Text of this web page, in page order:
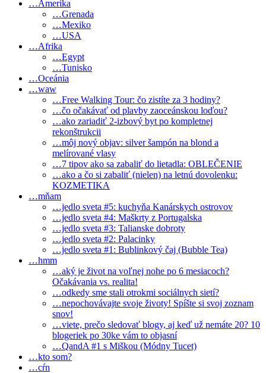
…Amerika
…Grenada
…Mexiko
…USA
…Afrika
…Egypt
…Tunisko
…Oceánia
…waw
…Free Walking Tour: čo zistíte za 3 hodiny?
…čo očakávať od plavby zaoceánskou loďou?
…ako zariadiť 2-izbový byt po kompletnej
rekonštrukcii
…môj nový objav: silver šampón na blond a
melírované vlasy
…7 tipov ako sa zabaliť do lietadla: OBLEČENIE
…ako a čo si zabaliť (nielen) na letnú dovolenku:
KOZMETIKA
…mňam
…jedlo sveta #5: kuchyňa Kanárskych ostrovov
…jedlo sveta #4: Maškrty z Portugalska
…jedlo sveta #3: Talianske dobroty
…jedlo sveta #2: Palacinky
…jedlo sveta #1: Bublinkový čaj (Bubble Tea)
…hmm
…aký je život na voľnej nohe po 6 mesiacoch?
Očakávania vs. realita!
…odkedy sme stali otrokmi sociálnych sietí?
…nepochovávajte svoje životy! Spíšte si svoj zoznam
snov!
…viete, prečo sledovať blogy, aj keď už nemáte 20? 10
blogeriek po 30ke vám to objasní
…QandA #1 s Miškou (Módny Tucet)
…kto som?
…cŕn